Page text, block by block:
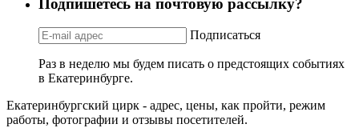
Подписаться
Раз в неделю мы будем писать о предстоящих событиях
в Екатеринбурге.
Екатеринбургский цирк - адрес, цены, как пройти, режим
работы, фотографии и отзывы посетителей.